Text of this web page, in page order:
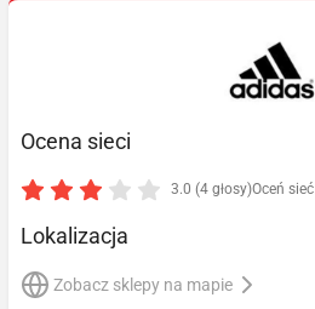
Ocena sieci
3.0 (4 głosy)Oceń sieć
Lokalizacja
Zobacz sklepy na mapie